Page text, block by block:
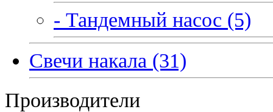
- Тандемный насос (5)
Свечи накала (31)
Производители